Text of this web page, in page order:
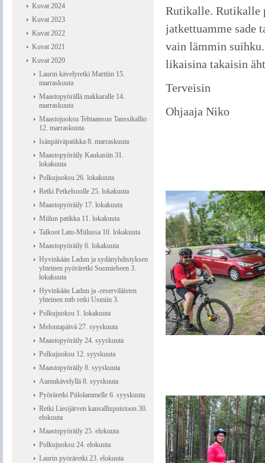
Rutikalle. Rutikalle
jatkettuamme sade
vain lämmin
likaisina takaisin
Terveisin
Ohjaaja Niko
Kuvat 2024
Kuvat 2023
Kuvat 2022
Kuvat 2021
Kuvat 2020
Laurin kävelyretki Marttiin 15.
marraskuuta
Maastopyörällä makkaralle 14.
marraskuuta
Maastojuoksu Tehtaansuo Tanssikallio
12. marraskuuta
Isänpäiväpatikka 8. marraskuuta
Maastopyöräily Kaukasiin 31.
lokakuuta
Polkujuoksu 26. lokakuuta
Retki Petkelsuolle 25. lokakuuta
Maastopyöräily 17. lokakuuta
Miilun patikka 11. lokakuuta
Talkoot Latu-Miilussa 10. lokakuuta
Maastopyöräily 6. lokakuuta
Hyvinkään Ladun ja sydänyhdistyksen
yhteinen pyöräretki Suomieheen 3.
lokakuuta
Hyvinkään Ladun ja -reserviläisten
yhteinen mtb retki Usmiin 3.
Polkujuoksu 1. lokakuuta
Melontapäivä 27. syyskuuta
Maastopyöräily 24. syyskuuta
Polkujuoksu 12. syyskuuta
Maastopyöräily 8. syyskuuta
Aamukävelyllä 8. syyskuuta
Pyöräretki Piilolammelle 6. syyskuuta
Retki Liesijärven kansallispuistoon 30.
elokuuta
Maastopyöräily 25. elokuuta
Polkujuoksu 24. elokuuta
Laurin pyöräretki 23. elokuuta